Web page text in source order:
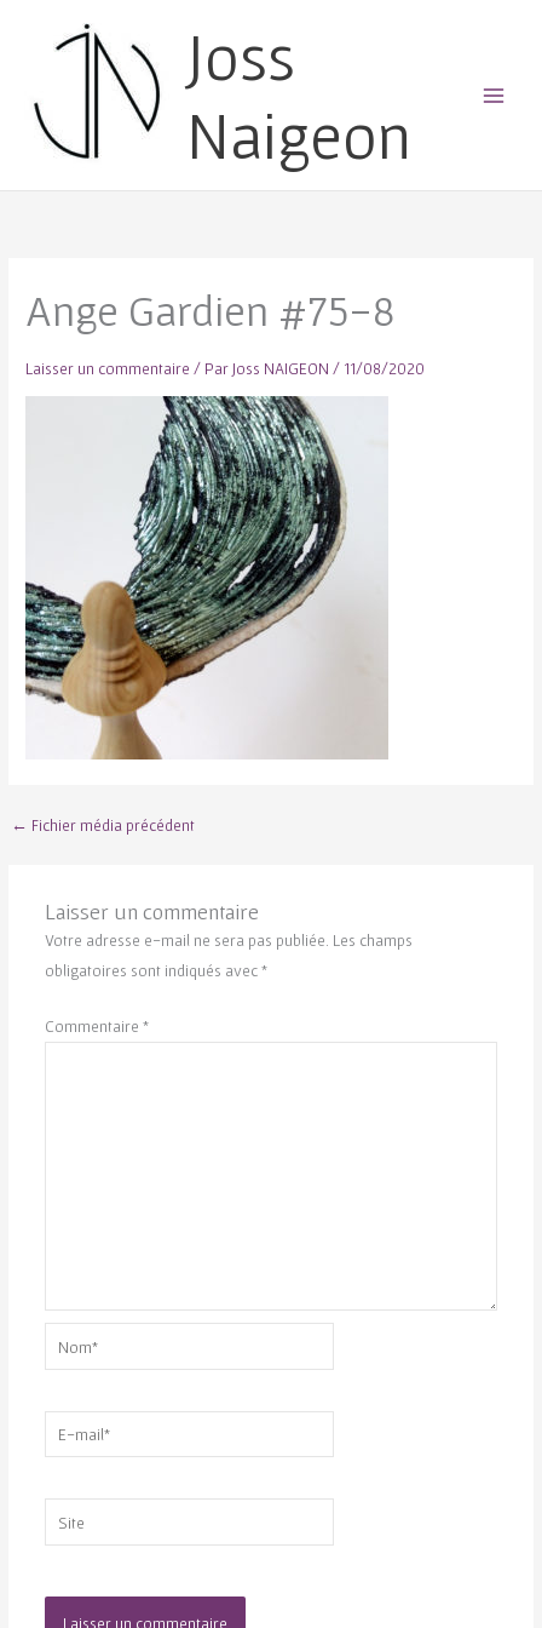
Joss
Naigeon
Ange Gardien #75-8
Laisser un commentaire / Par Joss NAIGEON / 11/08/2020
← Fichier média précédent
Laisser un commentaire
Votre adresse e-mail ne sera pas publiée. Les champs
obligatoires sont indiqués avec*
Commentaire *
mail*